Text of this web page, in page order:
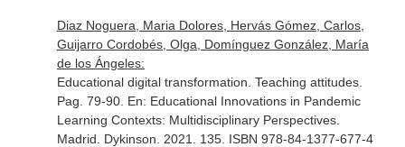
Diaz Noguera, Maria Dolores, Hervás Gómez, Carlos,
Guijarro Cordobés, Olga, Domínguez González, María
de los Ángeles:
Educational digital transformation. Teaching attitudes.
Pag. 79-90. En: Educational Innovations in Pandemic
Learning Contexts: Multidisciplinary Perspectives.
Madrid. Dykinson. 2021. 135. ISBN 978-84-1377-677-4